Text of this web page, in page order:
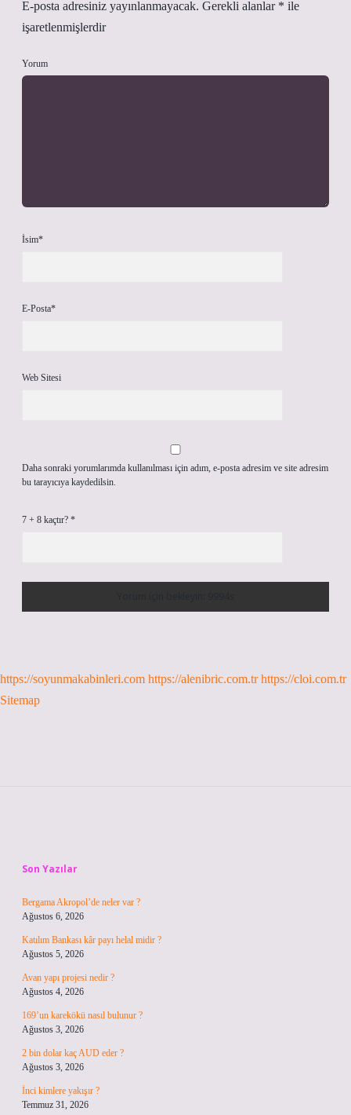
E-posta adresiniz yayınlanmayacak. Gerekli alanlar * ile
işaretlenmişlerdir
Yorum
İsim*
E-Posta*
Web Sitesi
Daha sonraki yorumlarımda kullanılması için adım, e-posta adresim ve site adresim
bu tarayıcıya kaydedilsin.
7 + 8 kaçtır? *
https://soyunmakabinleri.com https://alenibric.com.tr https://cloi.com.tr
Sitemap
Son Yazılar
Bergama Akropol’de neler var ?
Ağustos 6, 2026
Katılım Bankası kâr payı helal midir ?
Ağustos 5, 2026
Avan yapı projesi nedir ?
Ağustos 4, 2026
169’un karekökü nasıl bulunur ?
Ağustos 3, 2026
2 bin dolar kaç AUD eder ?
Ağustos 3, 2026
İnci kimlere yakışır ?
Temmuz 31, 2026